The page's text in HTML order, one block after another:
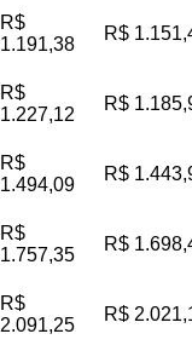
R$
1.191,38
R$
R$
1.227,12
R$
R$
1.494,09
R$
R$
1.757,35
R$
R$
2.091,25
R$